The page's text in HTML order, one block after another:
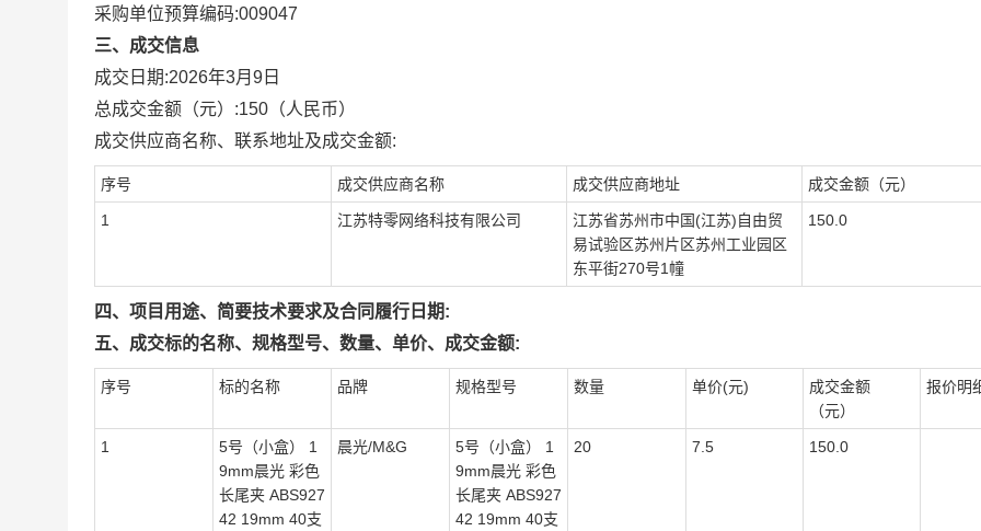
采购单位预算编码:009047
三、成交信息
成交日期:2026年3月9日
总成交金额（元）:150 （人民币）
成交供应商名称、联系地址及成交金额:
序号 成交供应商名称 成交供应商地址 成交金额（元）
1 江苏特零网络科技有限公司
江苏省苏州市中国(江苏)自由贸
易试验区苏州片区苏州工业园区
东平街270号1幢
150.0
四、项目用途、简要技术要求及合同履行日期:
五、成交标的名称、规格型号、数量、单价、成交金额:
序号 标的名称 品牌 规格型号 数量 单价(元)
成交金额
（元）
报价明
1
5号（小盒） 1
9mm晨光 彩色
长尾夹 ABS927
42 19mm 40支
晨光/M&G
5号（小盒） 1
9mm晨光 彩色
长尾夹 ABS927
42 19mm 40支
20 7.5 150.0